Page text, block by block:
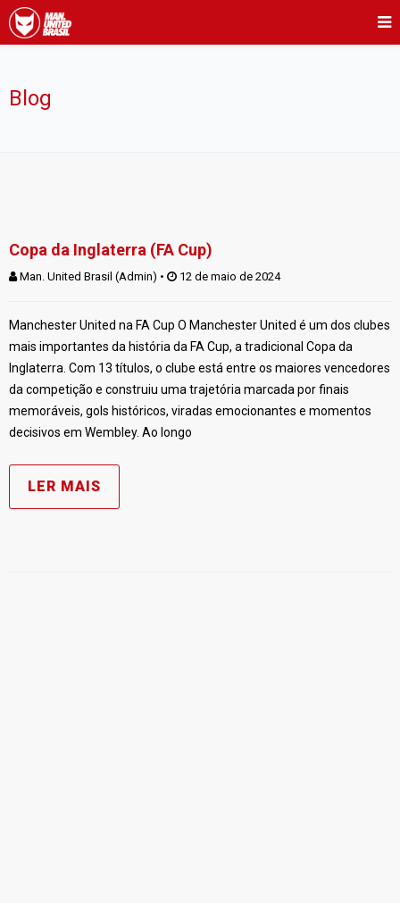
Blog
Copa da Inglaterra (FA Cup)
Man. United Brasil (Admin) • 12 de maio de 2024
Manchester United na FA Cup O Manchester United é um dos clubes
mais importantes da história da FA Cup, a tradicional Copa da
Inglaterra. Com 13 títulos, o clube está entre os maiores vencedores
da competição e construiu uma trajetória marcada por finais
memoráveis, gols históricos, viradas emocionantes e momentos
decisivos em Wembley. Ao longo
LER MAIS